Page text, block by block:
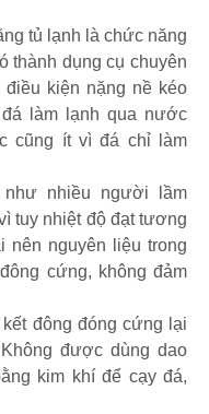
tủ lạnh là chức năng
thành dụng cụ chuyên
điều kiện nặng nề kéo
làm lạnh qua nước
cũng ít vì đá chỉ làm
nhiều người lầm
tuy nhiệt độ đạt tương
nên nguyên liệu trong
cứng, không đảm
đông đóng cứng lại
được dùng dao
kim khí để cạy đá,